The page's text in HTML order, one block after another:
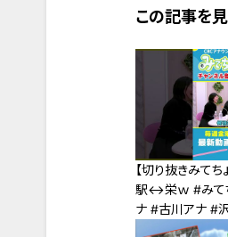
この記事を
【切り抜きみて
駅↔栄ｗ #みて
ナ #古川アナ #